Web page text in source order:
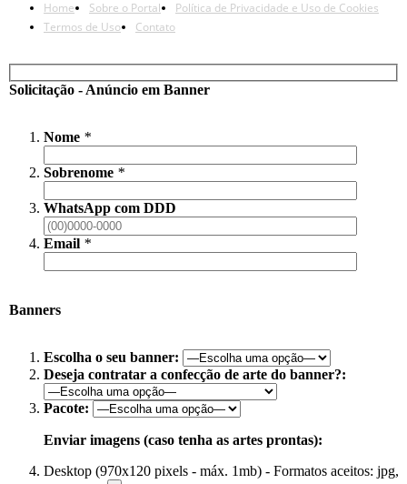
Home Sobre o Portal
Política de Privacidade e Uso de Cookies
Termos de Uso
Contato
Solicitação - Anúncio em Banner
Nome *
Sobrenome *
WhatsApp com DDD
Email *
Banners
Escolha o seu banner:
Deseja contratar a confecção de arte do banner?:
Pacote:
Enviar imagens (caso tenha as artes prontas):
Desktop (970x120 pixels - máx. 1mb) - Formatos aceitos: jpg,